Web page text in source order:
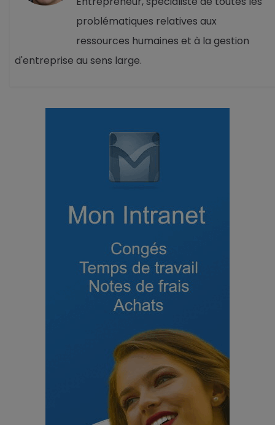
problématiques relatives aux
ressources humaines et à la gestion
d'entreprise au sens large.